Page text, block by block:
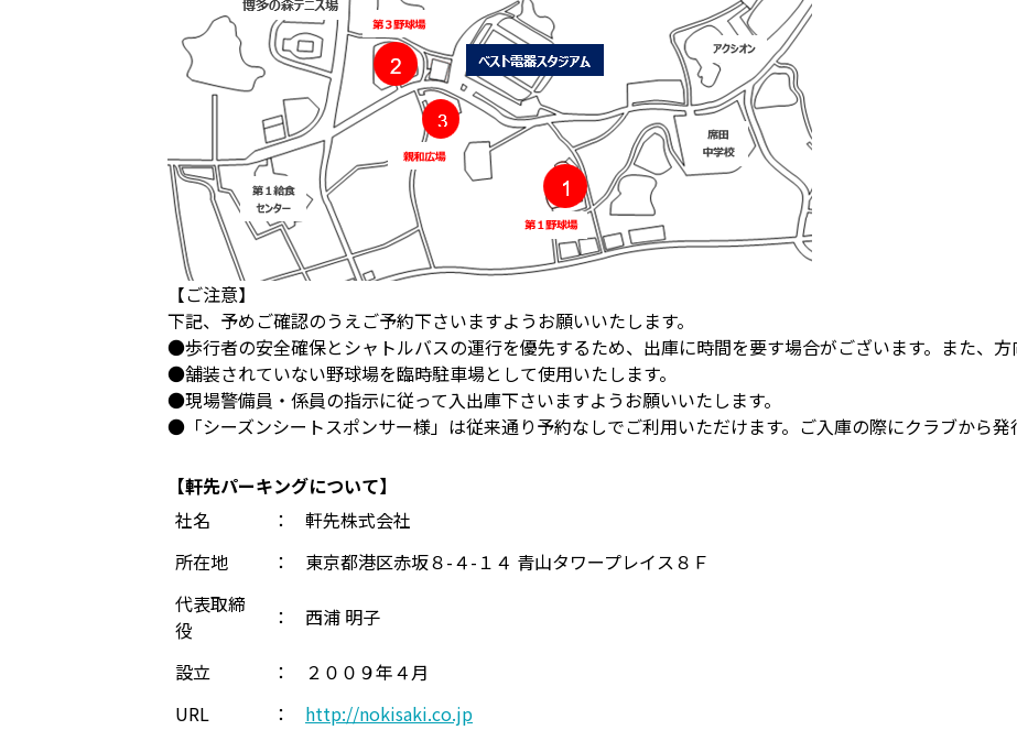
【ご注意】
下記、予めご確認のうえご予約下さいますようお願いいたします。
●歩行者の安全確保とシャトルバスの運行を優先するため、出庫に時間を要す場合がございます。また、方
●舗装されていない野球場を臨時駐車場として使用いたします。
●現場警備員・係員の指示に従って入出庫下さいますようお願いいたします。
●「シーズンシートスポンサー様」は従来通り予約なしでご利用いただけます。ご入庫の際にクラブから発
【軒先パーキングについて】
社名
：
軒先株式会社
所在地
：
東京都港区赤坂８-４-１４ 青山タワープレイス８Ｆ
代表取締
役
： 西浦 明子
設立 ：
２００９年４月
URL
：
http://nokisaki.co.jp